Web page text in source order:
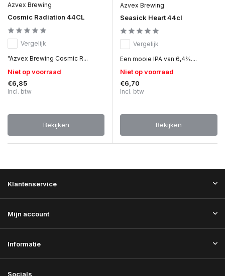
Azvex Brewing
Cosmic Radiation 44CL
Vergelijk
"Azvex Brewing Cosmic R...
Niet op voorraad
€6,85
Incl. btw
Bekijken
Azvex Brewing
Seasick Heart 44cl
Vergelijk
Een mooie IPA van 6,4%....
Niet op voorraad
€6,70
Incl. btw
Bekijken
Klantenservice
Mijn account
Informatie
Socials